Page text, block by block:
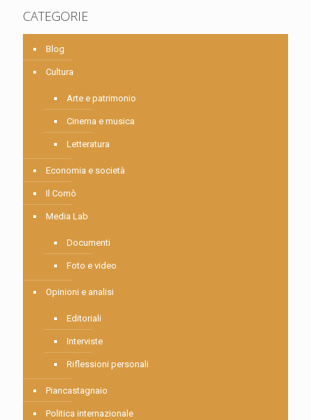
CATEGORIE
Blog
Cultura
Arte e patrimonio
Cinema e musica
Letteratura
Economia e società
Il Comò
Media Lab
Documenti
Foto e video
Opinioni e analisi
Editoriali
Interviste
Riflessioni personali
Piancastagnaio
Politica internazionale